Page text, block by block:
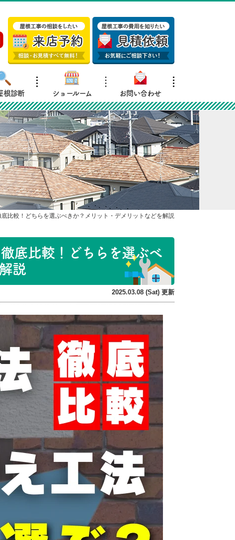
根診断 ショールーム お問い合わせ
比較！どちらを選ぶべきか？メリット・デメリットなどを解説
底比較！どちらを選ぶべ
説
2025.03.08 (Sat) 更新